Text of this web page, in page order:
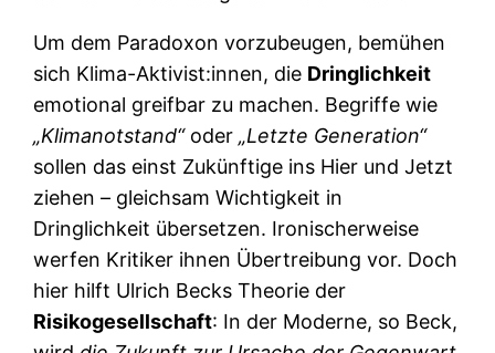
Um dem Paradoxon vorzubeugen, bemühen
sich Klima-Aktivist:innen, die Dringlichkeit
emotional greifbar zu machen. Begriffe wie
„Klimanotstand“oder„Letzte Generation“
sollen das einst Zukünftige ins Hier und Jetzt
ziehen – gleichsam Wichtigkeit in
Dringlichkeit übersetzen. Ironischerweise
werfen Kritiker ihnen Übertreibung vor. Doch
hier hilft Ulrich Becks Theorie der
Risikogesellschaft: In der Moderne, so Beck,